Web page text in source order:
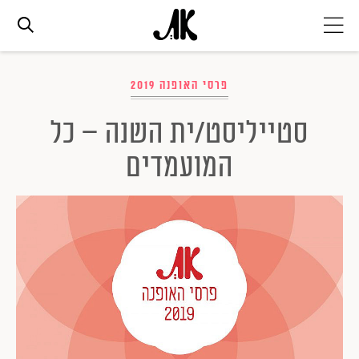
אג׳נדה
אופנה
ביוטי
סלבס
ערוצים נוספים
המגזין
פרסי האופנה 2019
סטייליסט/ית השנה – כל
המועמדים